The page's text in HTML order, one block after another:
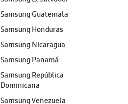
Samsung Guatemala
Samsung Honduras
Samsung Nicaragua
Samsung Panamá
Samsung República
Dominicana
Samsung Venezuela